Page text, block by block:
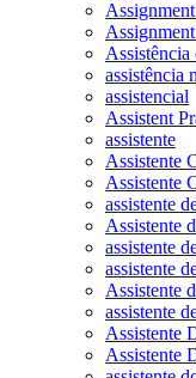
Assistência
assistência
assistencial
Assistent
assistente
Assistente
Assistente
assistente
Assistente
assistente
assistente
Assistente
assistente
Assistente
Assistente